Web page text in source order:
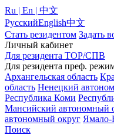
Ru | En | 中文
РусскийEnglish中文
Стать резидентом Задать
Личный кабинет
Для резидента ТОР/СПВ
Для резидента преф.
Архангельская область
область Ненецкий
Республика Коми
Мансийский автономный
автономный округ Ямало-
Поиск